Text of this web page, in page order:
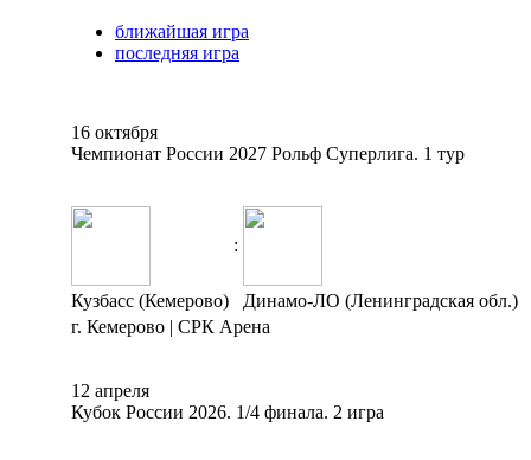
ближайшая игра
последняя игра
16 октября
Чемпионат России 2027 Рольф Суперлига. 1 тур
:
Кузбасс (Кемерово)
Динамо-ЛО (Ленинградская обл.)
г. Кемерово | СРК Арена
12 апреля
Кубок России 2026. 1/4 финала. 2 игра